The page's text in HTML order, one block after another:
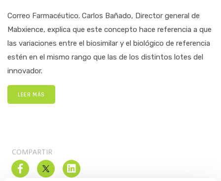
Correo Farmacéutico. Carlos Bañado, Director general de
Mabxience, explica que este concepto hace referencia a que
las variaciones entre el biosimilar y el biológico de referencia
estén en el mismo rango que las de los distintos lotes del
innovador.
LEER MÁS
COMPARTIR